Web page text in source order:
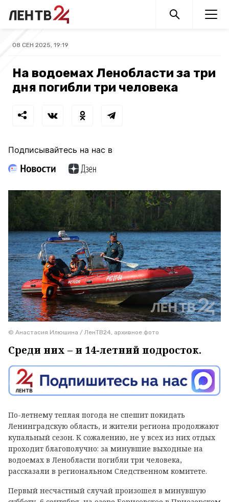
08 СЕН 2025, 19:19
На водоемах Ленобласти за три
дня погибли три человека
Подписывайтесь на нас в
© Анастасия Илюшина / ЛенТВ24, архивное фото
Среди них – и 14-летний подросток.
По-летнему теплая погода не спешит покидать
Ленинградскую область, и жители региона продолжают
купальный сезон. К сожалению, не у всех из них отдых
проходит благополучно: за минувшие выходные на
водоемах в Ленобласти погибли три человека,
рассказали в региональном Следственном комитете.
Первый несчастный случай произошел в минувшую